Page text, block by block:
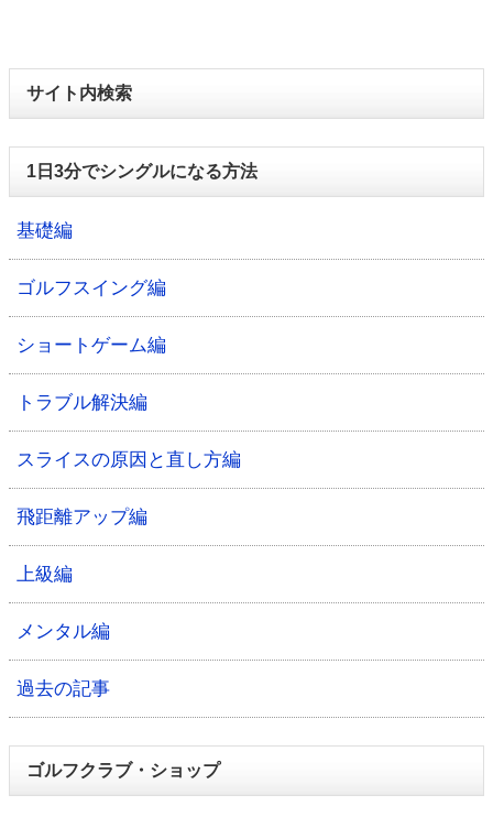
サイト内検索
1日3分でシングルになる方法
基礎編
ゴルフスイング編
ショートゲーム編
トラブル解決編
スライスの原因と直し方編
飛距離アップ編
上級編
メンタル編
過去の記事
ゴルフクラブ・ショップ